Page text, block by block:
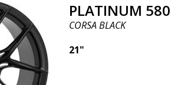
PLATINUM
CORSA BLACK
21"